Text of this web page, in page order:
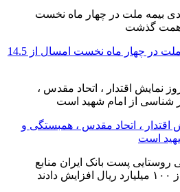
حق بیمه تولیدی بیمه ملت در چهار ماه نخست امسال از 14.5
اقتدار ، اتحاد مقدس ، همبستگی و
است